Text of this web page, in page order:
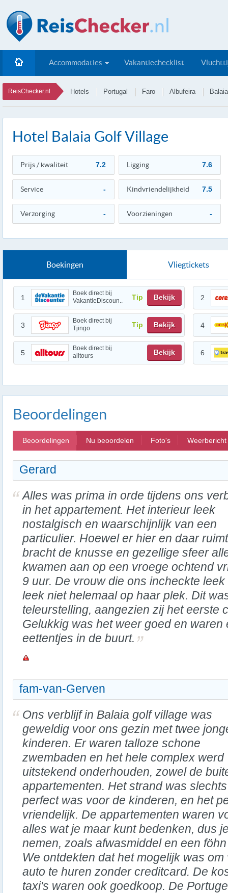
Accommodaties Vakantiechecklist
ReisChecker.nl Hotels Portugal Faro Albufeira
Hotel Balaia Golf Village
Prijs / kwaliteit 7.2 Ligging 7.6
Service - Kindvriendelijkheid 7.5
Verzorging - Voorzieningen -
Boekingen Vliegtickets
1
Boek direct bij
VakantieDiscoun..
Tip Bekijk 2
3
Boek direct bij
Tjingo
Tip Bekijk 4
5
Boek direct bij
alltours
Bekijk 6
Beoordelingen
Beoordelingen Nu beoordelen Foto's Weerbericht
Gerard
Alles was prima in orde tijdens ons
in het appartement. Het interieur leek
nostalgisch en waarschijnlijk van een
particulier. Hoewel er hier en daar
bracht de knusse en gezellige sfeer
kwamen aan op een vroege ochtend
9 uur. De vrouw die ons incheckte
leek niet helemaal op haar plek. Dit
teleurstelling, aangezien zij het eerste
Gelukkig was het weer goed en
eettentjes in de buurt.
fam-van-Gerven
Ons verblijf in Balaia golf village was
geweldig voor ons gezin met twee
kinderen. Er waren talloze schone
zwembaden en het hele complex werd
uitstekend onderhouden, zowel de
appartementen. Het strand was
perfect was voor de kinderen, en het
vriendelijk. De appartementen waren
alles wat je maar kunt bedenken, dus
nemen, zoals afwasmiddel en een
We ontdekten dat het mogelijk was
auto te huren zonder creditcard. De
taxi's waren ook goedkoop. De